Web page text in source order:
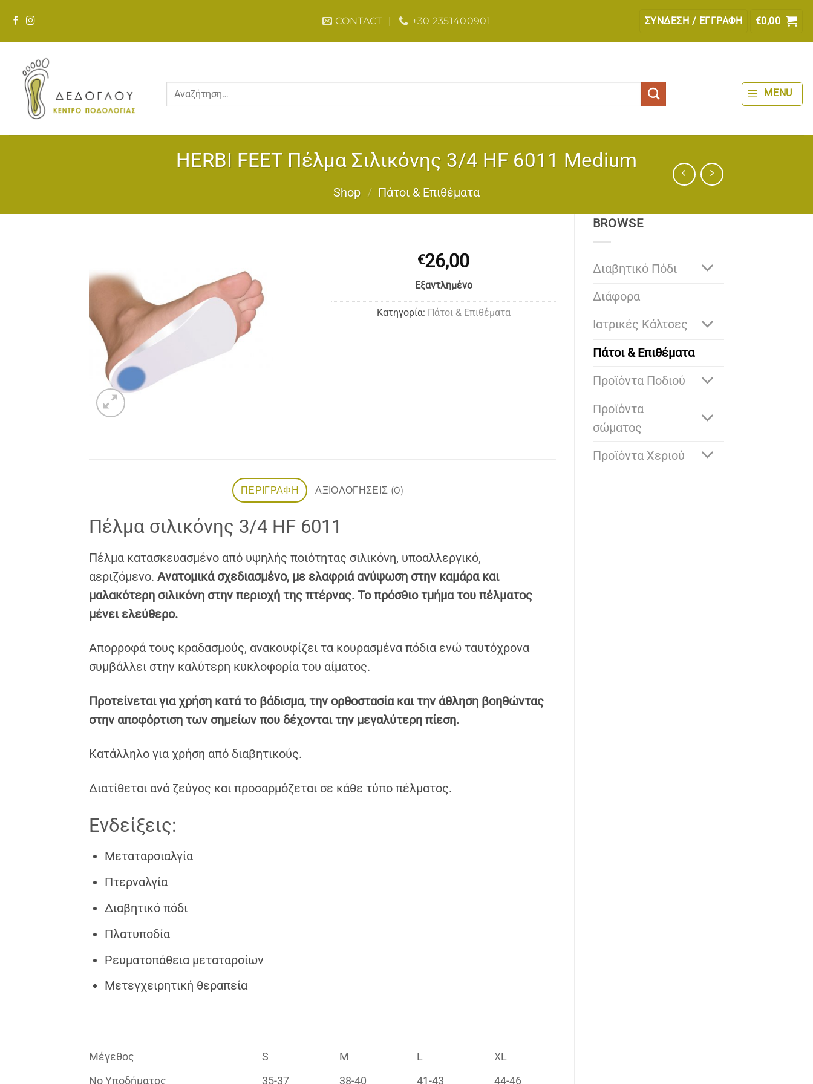
στο
περιεχόμενο
CONTACT +30 2351400901 ΣΎΝΔΕΣΗ / ΕΓΓΡΑΦΉ €0,00
Αναζήτηση
MENU
HERBI FEET Πέλμα Σιλικόνης 3/4 HF 6011 Medium
Shop / Πάτοι & Επιθέματα
BROWSE
Διαβητικό Πόδι
Διάφορα
Ιατρικές Κάλτσες
Πάτοι & Επιθέματα
Προϊόντα Ποδιού
Προϊόντα
σώματος
Προϊόντα Χεριού
Add to
wishlist
€26,00
Εξαντλημένο
Κατηγορία: Πάτοι & Επιθέματα
ΠΕΡΙΓΡΑΦΉ ΑΞΙΟΛΟΓΉΣΕΙΣ (0)
Πέλμα σιλικόνης 3/4 HF 6011
Πέλμα κατασκευασμένo από υψηλής ποιότητας σιλικόνη, υποαλλεργικό,
αεριζόμενο. Ανατομικά σχεδιασμένο, με ελαφριά ανύψωση στην καμάρα και
μαλακότερη σιλικόνη στην περιοχή της πτέρνας. To πρόσθιο τμήμα του πέλματος
μένει ελεύθερο.
Απορροφά τους κραδασμούς, ανακουφίζει τα κουρασμένα πόδια ενώ ταυτόχρονα
συμβάλλει στην καλύτερη κυκλοφορία του αίματος.
Προτείνεται για χρήση κατά το βάδισμα, την ορθοστασία και την άθληση βοηθώντας
στην αποφόρτιση των σημείων που δέχονται την μεγαλύτερη πίεση.
Κατάλληλο για χρήση από διαβητικούς.
Διατίθεται ανά ζεύγος και προσαρμόζεται σε κάθε τύπο πέλματος.
Ενδείξεις:
Μεταταρσιαλγία
Πτερναλγία
Διαβητικό πόδι
Πλατυποδία
Ρευματοπάθεια μεταταρσίων
Μετεγχειρητική θεραπεία
Μέγεθος S M L
XL
Νο Υποδήματος
35-37 38-40 41-43 44-46